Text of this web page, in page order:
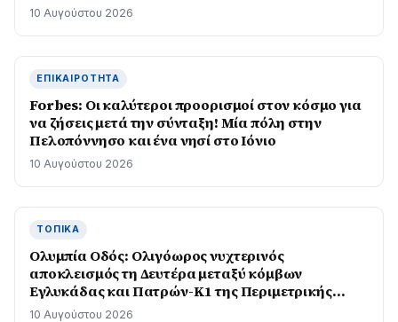
10 Αυγούστου 2026
ΕΠΙΚΑΙΡΌΤΗΤΑ
Forbes: Οι καλύτεροι προορισμοί στον κόσμο για
να ζήσεις μετά την σύνταξη! Mία πόλη στην
Πελοπόννησο και ένα νησί στο Ιόνιο
10 Αυγούστου 2026
ΤΟΠΙΚΆ
Ολυμπία Οδός: Ολιγόωρος νυχτερινός
αποκλεισμός τη Δευτέρα μεταξύ κόμβων
Εγλυκάδας και Πατρών-Κ1 της Περιμετρικής
Πατρών
10 Αυγούστου 2026